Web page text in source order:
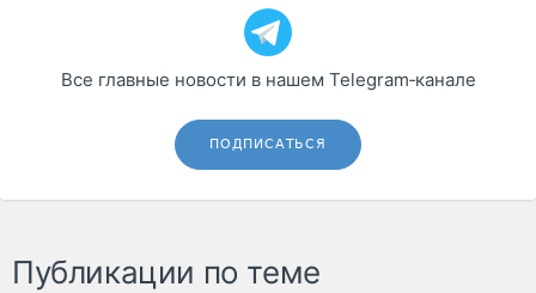
Все главные новости в нашем Telegram‑канале
ПОДПИСАТЬСЯ
Публикации по теме